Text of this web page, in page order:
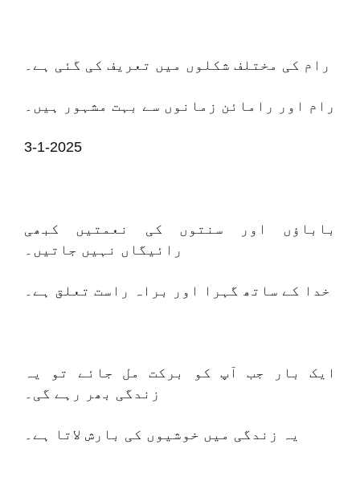
رام کی مختلف شکلوں میں تعریف کی گئی ہے۔
رام اور رامائن زمانوں سے بہت مشہور ہیں۔
3-1-2025
باباؤں اور سنتوں کی نعمتیں کبھی
رائیگاں نہیں جاتیں۔
خدا کے ساتھ گہرا اور براہ راست تعلق ہے۔
ایک بار جب آپ کو برکت مل جائے تو یہ
زندگی بھر رہے گی۔
یہ زندگی میں خوشیوں کی بارش لاتا ہے۔